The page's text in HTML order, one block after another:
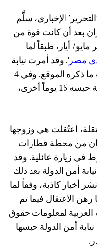
الإخباري، سلَّم
يونيو/ حزيران بعد أن كانت قوة من
أيار، طبقاً لما
مصر‘. وقد أمرت نيابة
أمن الدولة بالقاهرة بحبسه حسب ما ذكره الموقع. وفي 4
يوليو/ تموز، جددت نيابة أمن الدولة حبسه 15 يوماً أخرى،
اعتُقلت هي وزوجها
24 أبريل/ نيسان من محطة قطارات
في زيارة عائلية. وقد
أمن الدولة بعد ذلك
أخبار كاذبة، وفقاً لما
رهن الاعتقال فيما تم
لمعلومات حقوق
جددت نيابة أمن الدولة حبسها